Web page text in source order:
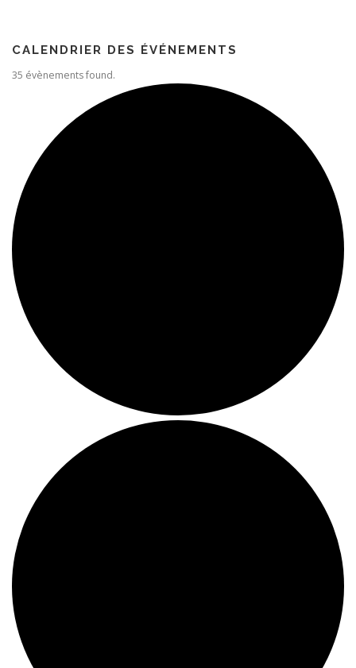
CALENDRIER DES ÉVÉNEMENTS
35 évènements found.